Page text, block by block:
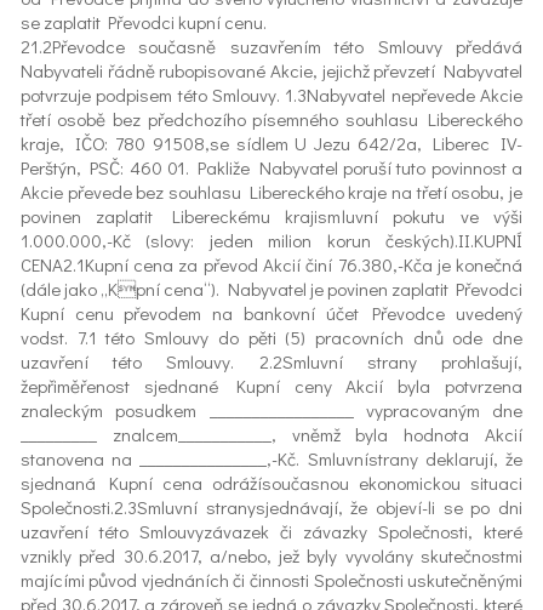
se zaplatit Převodci kupní cenu.
21.2Převodce současně suzavřením této Smlouvy předává
Nabyvateli řádně rubopisované Akcie, jejichž převzetí Nabyvatel
potvrzuje podpisem této Smlouvy. 1.3Nabyvatel nepřevede Akcie
třetí osobě bez předchozího písemného souhlasu Libereckého
kraje, IČO: 780 91508,se sídlem U Jezu 642/2a, Liberec IV-
Perštýn, PSČ: 460 01. Pakliže Nabyvatel poruší tuto povinnost a
Akcie převede bez souhlasu Libereckého kraje na třetí osobu, je
povinen zaplatit Libereckému krajismluvní pokutu ve výši
1.000.000,-Kč (slovy: jeden milion korun českých).II.KUPNÍ
CENA2.1Kupní cena za převod Akcií činí 76.380,-Kča je konečná
(dále jako „Kpní cena“). Nabyvatel je povinen zaplatit Převodci
Kupní cenu převodem na bankovní účet Převodce uvedený
vodst. 7.1 této Smlouvy do pěti (5) pracovních dnů ode dne
uzavření této Smlouvy. 2.2Smluvní strany prohlašují,
žepřiměřenost sjednané Kupní ceny Akcií byla potvrzena
znaleckým posudkem _________________ vypracovaným dne
_________ znalcem___________, vněmž byla hodnota Akcií
stanovena na _______________,-Kč. Smluvnístrany deklarují, že
sjednaná Kupní cena odrážísoučasnou ekonomickou situaci
Společnosti.2.3Smluvní stranysjednávají, že objeví-li se po dni
uzavření této Smlouvyzávazek či závazky Společnosti, které
vznikly před 30.6.2017, a/nebo, jež byly vyvolány skutečnostmi
majícími původ vjednáních či činnosti Společnosti uskutečněnými
před 30.6.2017, a zároveň se jedná o závazky Společnosti, které